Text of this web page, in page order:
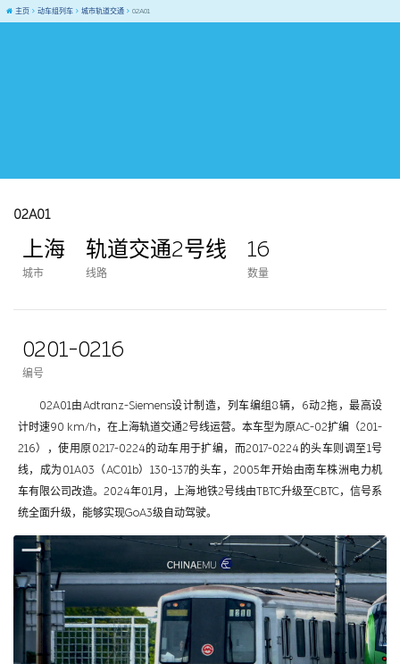
主页 动车组列车 城市轨道交通 02A01
02A01
上海
城市
轨道交通2号线
线路
16
数量
0201-0216
编号
02A01由Adtranz-Siemens设计制造，列车编组8辆，6动2拖，最高设
计时速90 km/h，在上海轨道交通2号线运营。本车型为原AC-02扩编（201-
216），使用原0217-0224的动车用于扩编，而2017-0224的头车则调至1号
线，成为01A03（AC01b）130-137的头车，2005年开始由南车株洲电力机
车有限公司改造。2024年01月，上海地铁2号线由TBTC升级至CBTC，信号系
统全面升级，能够实现GoA3级自动驾驶。